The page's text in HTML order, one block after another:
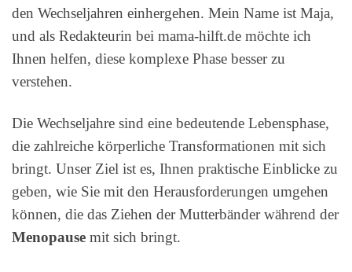
den Wechseljahren einhergehen. Mein Name ist Maja,
und als Redakteurin bei mama-hilft.de möchte ich
Ihnen helfen, diese komplexe Phase besser zu
verstehen.
Die Wechseljahre sind eine bedeutende Lebensphase,
die zahlreiche körperliche Transformationen mit sich
bringt. Unser Ziel ist es, Ihnen praktische Einblicke zu
geben, wie Sie mit den Herausforderungen umgehen
können, die das Ziehen der Mutterbänder während der
Menopause mit sich bringt.